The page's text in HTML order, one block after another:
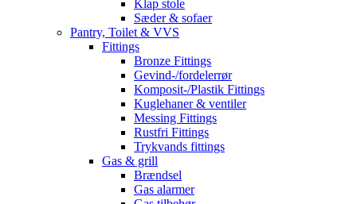
Klap stole
Sæder & sofaer
Pantry, Toilet & VVS
Fittings
Bronze Fittings
Gevind-/fordelerrør
Komposit-/Plastik Fittings
Kuglehaner & ventiler
Messing Fittings
Rustfri Fittings
Trykvands fittings
Gas & grill
Brændsel
Gas alarmer